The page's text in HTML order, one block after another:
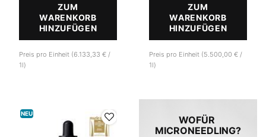
ZUM
WARENKORB
HINZUFÜGEN
Preis pro Einheit (6.133,33 € /
1l)
ZUM
WARENKORB
HINZUFÜGEN
Preis pro Einheit (5.500,00 € /
1l)
NEU
WOFÜR ​
MICRONEEDLING?